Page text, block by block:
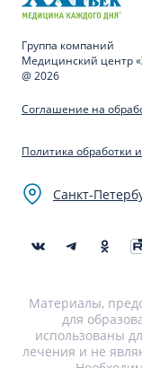
Группа компаний
Медицинский центр
@ 2026
Соглашение на
Политика обработки
Санкт-
Материалы,
для
использованы
лечения и не